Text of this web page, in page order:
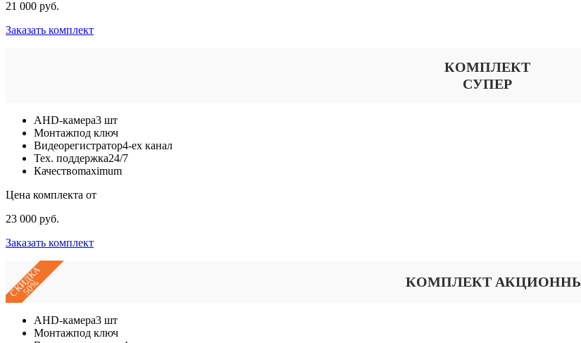
21 000 руб.
Заказать комплект
КОМПЛЕКТ
СУПЕР
AHD-камера3 шт
Монтажпод ключ
Видеорегистратор4-ех канал
Тех. поддержка24/7
Качествоmaximum
Цена комплекта от
23 000 руб.
Заказать комплект
СКИДКА
50% КОМПЛЕКТ
AHD-камера3 шт
Монтажпод ключ